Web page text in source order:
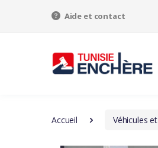
Aide et contact
Accueil Véhicules